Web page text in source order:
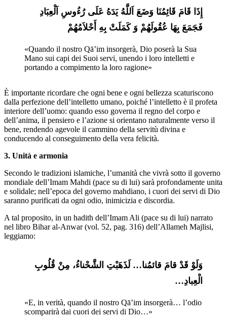
فَجَمَعَ بِهَا عُقُولَهُمْ وَ کَمَلَتْ بِهِ أَحْلاَمُهُمْ
«Quando il nostro Qā’im insorgerà, Dio poserà la Sua
Mano sui capi dei Suoi servi, unendo i loro intelletti e
portando a compimento la loro ragione»
È importante ricordare che ogni bene e ogni bellezza scaturiscono
dalla perfezione dell’intelletto umano, poiché l’intelletto è il profeta
interiore dell’uomo: quando esso governa il regno del corpo e
dell’anima, il pensiero e l’azione si orientano naturalmente verso il
bene, rendendo agevole il cammino della servitù divina e
conducendo al conseguimento della vera felicità.
3. Unità e armonia
Secondo le tradizioni islamiche, l’umanità che vivrà sotto il governo
mondiale dell’Imam Mahdi (pace su di lui) sarà profondamente unita
e solidale; nell’epoca del governo mahdiano, i cuori dei servi di Dio
saranno purificati da ogni odio, inimicizia e discordia.
A tal proposito, in un hadith dell’Imam Ali (pace su di lui) narrato
nel libro Bihar al-Anwar (vol. 52, pag. 316) dell’Allameh Majlisi,
leggiamo:
الْعِبادِ…
«E, in verità, quando il nostro Qā’im insorgerà… l’odio
scomparirà dai cuori dei servi di Dio…»